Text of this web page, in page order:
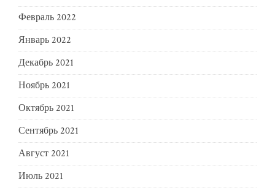
Февраль 2022
Январь 2022
Декабрь 2021
Ноябрь 2021
Октябрь 2021
Сентябрь 2021
Август 2021
Июль 2021